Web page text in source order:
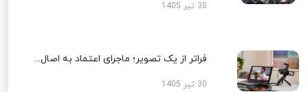
30 تیر 1405
فراتر از یک تصویر؛ ماجرای اعتماد به اصال...
30 تیر 1405